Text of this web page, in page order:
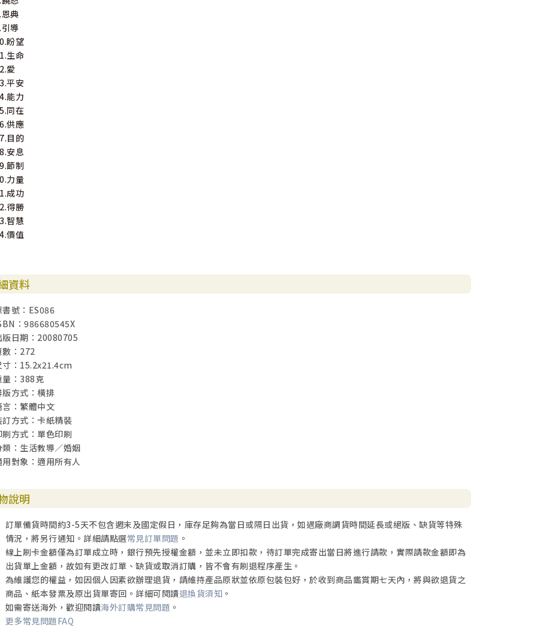
典
導
盼望
生命
愛
平安
能力
同在
供應
目的
安息
節制
力量
成功
得勝
智慧
價值
資料
書號：ES086
：986680545X
版日期：20080705
數：272
寸：15.2x21.4cm
量：388克
版方式：橫排
言：繁體中文
訂方式：卡紙精裝
刷方式：單色印刷
類：生活教導／婚姻
用對象：適用所有人
說明
訂單備貨時間約3-5天不包含週末及國定假日，庫存足夠為當日或隔日出貨，如遇廠商調貨時間延長或絕版、缺貨等特殊
情況，將另行通知。詳細請點選常見訂單問題 。
線上刷卡金額僅為訂單成立時，銀行預先授權金額，並未立即扣款，待訂單完成寄出當日將進行請款，實際請款金額即為
出貨單上金額，故如有更改訂單、缺貨或取消訂購，皆不會有刷退程序產生。
為維護您的權益，如因個人因素欲辦理退貨，請維持產品原狀並依原包裝包好，於收到商品鑑賞期七天內，將與欲退貨之
商品、紙本發票及原出貨單寄回。詳細可閱讀退換貨須知 。
如需寄送海外，歡迎閱讀海外訂購常見問題 。
更多常見問題FAQ